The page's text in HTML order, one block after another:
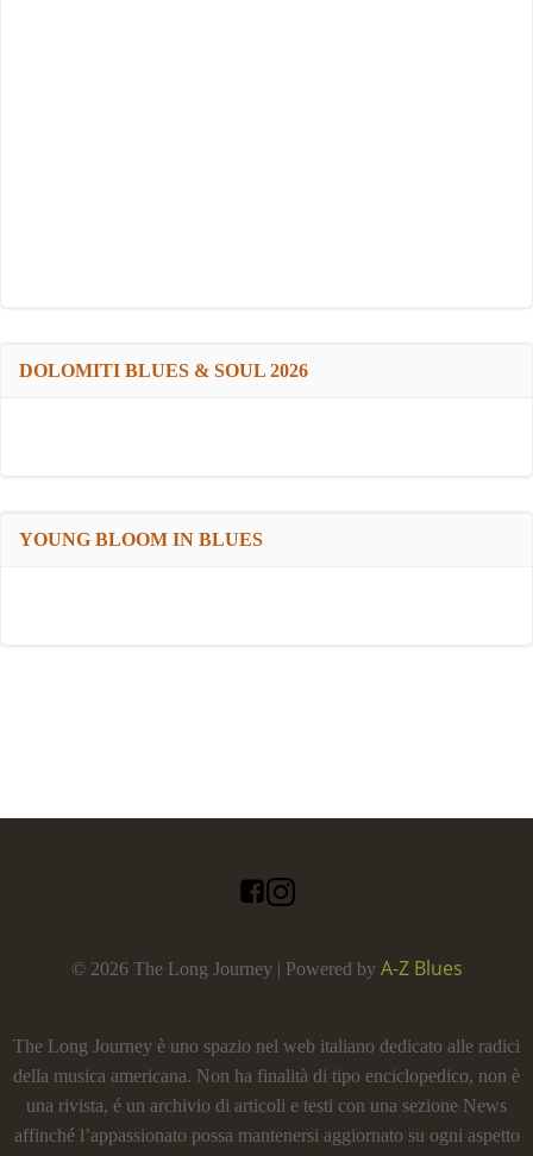
DOLOMITI BLUES & SOUL 2026
YOUNG BLOOM IN BLUES
© 2026 The Long Journey | Powered by A-Z Blues
The Long Journey è uno spazio nel web italiano dedicato alle radici
della musica americana. Non ha finalità di tipo enciclopedico, non è
una rivista, é un archivio di articoli e testi con una sezione News
affinché l’appassionato possa mantenersi aggiornato su ogni aspetto